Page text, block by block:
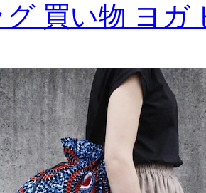
買い物 ヨガ